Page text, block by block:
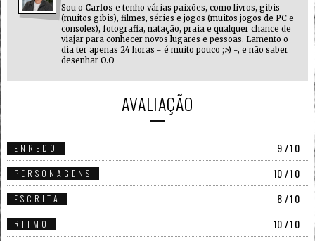
Sou o Carlos e tenho várias paixões, como livros, gibis
(muitos gibis), filmes, séries e jogos (muitos jogos de PC e
consoles), fotografia, natação, praia e qualquer chance de
viajar para conhecer novos lugares e pessoas. Lamento o
dia ter apenas 24 horas - é muito pouco ;>) -, e não saber
desenhar O.O
AVALIAÇÃO
ENREDO 9/10
PERSONAGENS 10/10
ESCRITA 8/10
RITMO 10/10